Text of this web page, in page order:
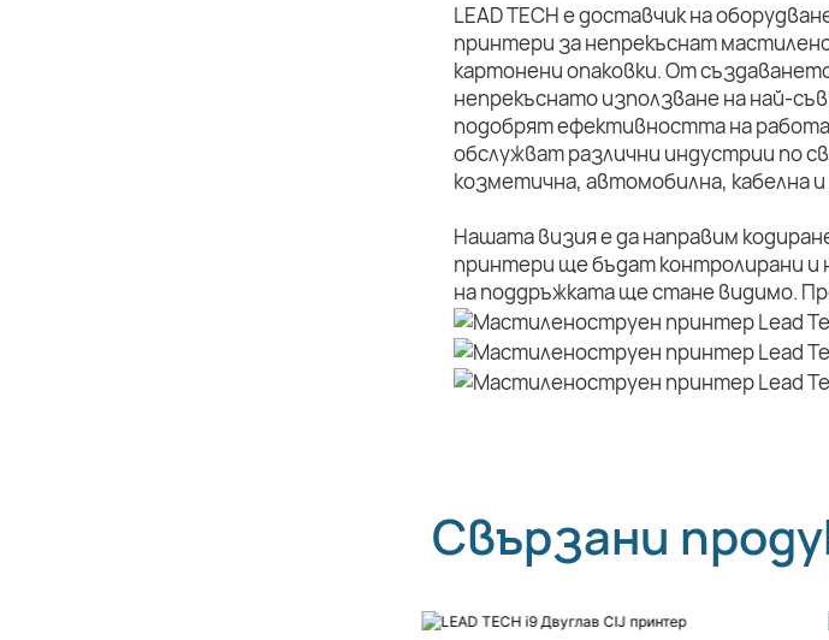
LEAD TECH е доставчик на
принтери за непрекъснат
картонени опаковки. От
непрекъснато използване на най-
подобрят ефективността на
обслужват различни индустрии по
козметична, автомобилна, кабелна
Нашата визия е да направим
принтери ще бъдат контролирани и
на поддръжката ще стане видимо.
Свързани